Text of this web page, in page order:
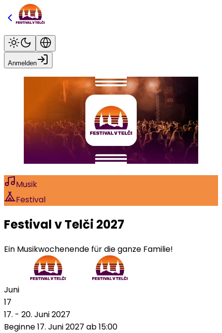
Anmelden
Musik
Festival
Festival v Telči 2027
Ein Musikwochenende für die ganze Familie!
Juni
17
17. - 20. Juni 2027
Beginne 17. Juni 2027 ab 15:00